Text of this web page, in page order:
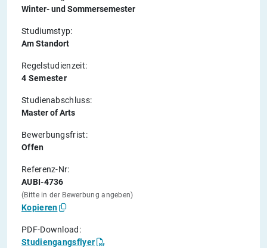
Winter- und Sommersemester
Studiumstyp:
Am Standort
Regelstudienzeit:
4 Semester
Studienabschluss:
Master of Arts
Bewerbungsfrist:
Offen
Referenz-Nr:
AUBI-4736
(Bitte in der Bewerbung angeben)
Kopieren
PDF-Download:
Studiengangsflyer